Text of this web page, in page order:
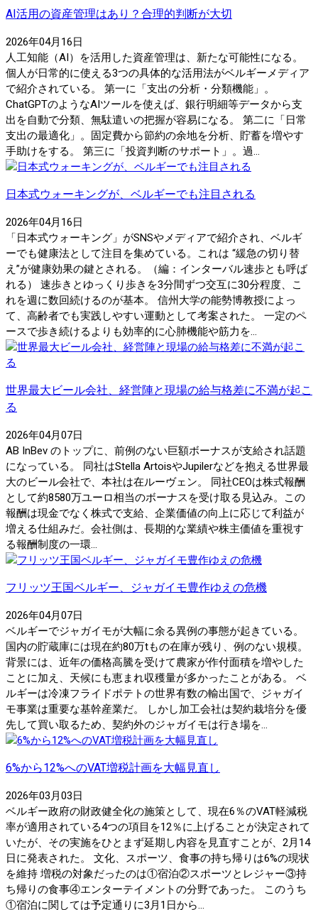
AI活用の資産管理はあり？合理的判断が大切
2026年04月16日
人工知能（AI）を活用した資産管理は、新たな可能性になる。
個人が日常的に使える3つの具体的な活用法がベルギーメディア
で紹介されている。 第一に「支出の分析・分類機能」。
ChatGPTのようなAIツールを使えば、銀行明細等データから支
出を自動で分類、無駄遣いの把握が容易になる。 第二に「日常
支出の最適化」。固定費から節約の余地を分析、貯蓄を増やす
手助けをする。 第三に「投資判断のサポート」。過...
日本式ウォーキングが、ベルギーでも注目される
2026年04月16日
「日本式ウォーキング」がSNSやメディアで紹介され、ベルギ
ーでも健康法として注目を集めている。これは “緩急の切り替
え”が健康効果の鍵とされる。（編：インターバル速歩とも呼ば
れる） 速歩きとゆっくり歩きを3分間ずつ交互に30分程度、こ
れを週に数回続けるのが基本。 信州大学の能勢博教授によっ
て、高齢者でも実践しやすい運動として考案された。 一定のペ
ースで歩き続けるよりも効率的に心肺機能や筋力を...
世界最大ビール会社、経営陣と現場の給与格差に不満が起こ
る
2026年04月07日
AB InBev のトップに、前例のない巨額ボーナスが支給され話題
になっている。 同社はStella ArtoisやJupilerなどを抱える世界最
大のビール会社で、本社は在ルーヴェン。 同社CEOは株式報酬
として約8580万ユーロ相当のボーナスを受け取る見込み。この
報酬は現金でなく株式で支給、企業価値の向上に応じて利益が
増える仕組みだ。会社側は、長期的な業績や株主価値を重視す
る報酬制度の一環...
フリッツ王国ベルギー、ジャガイモ豊作ゆえの危機
2026年04月07日
ベルギーでジャガイモが大幅に余る異例の事態が起きている。
国内の貯蔵庫には現在約80万tもの在庫が残り、例のない規模。
背景には、近年の価格高騰を受けて農家が作付面積を増やした
ことに加え、天候にも恵まれ収穫量が多かったことがある。 ベ
ルギーは冷凍フライドポテトの世界有数の輸出国で、ジャガイ
モ事業は重要な基幹産業だ。 しかし加工会社は契約栽培分を優
先して買い取るため、契約外のジャガイモは行き場を...
6%から12%へのVAT増税計画を大幅見直し
2026年03月03日
ベルギー政府の財政健全化の施策として、現在6％のVAT軽減税
率が適用されている4つの項目を12％に上げることが決定されて
いたが、その実施をひとまず延期し内容を見直すことが、2月14
日に発表された。 文化、スポーツ、食事の持ち帰りは6%の現状
を維持 増税の対象だったのは①宿泊②スポーツとレジャー③持
ち帰りの食事④エンターテイメントの分野であった。 このうち
①宿泊に関しては予定通りに3月1日から...